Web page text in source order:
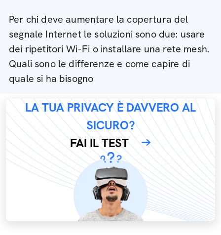
Per chi deve aumentare la copertura del
segnale Internet le soluzioni sono due: usare
dei ripetitori Wi-Fi o installare una rete mesh.
Quali sono le differenze e come capire di
quale si ha bisogno
LA TUA PRIVACY È DAVVERO AL
SICURO?
FAI IL TEST